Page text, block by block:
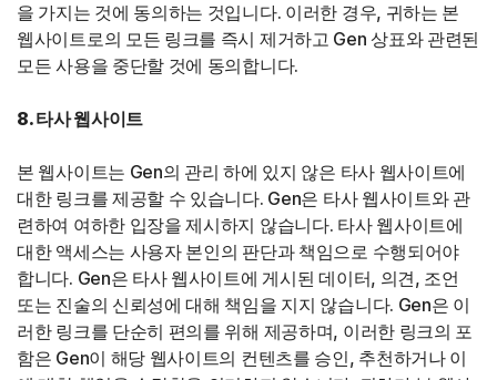
을 가지는 것에 동의하는 것입니다. 이러한 경우, 귀하는 본
웹사이트로의 모든 링크를 즉시 제거하고 Gen 상표와 관련된
모든 사용을 중단할 것에 동의합니다.
8. 타사 웹사이트
본 웹사이트는 Gen의 관리 하에 있지 않은 타사 웹사이트에
대한 링크를 제공할 수 있습니다. Gen은 타사 웹사이트와 관
련하여 여하한 입장을 제시하지 않습니다. 타사 웹사이트에
대한 액세스는 사용자 본인의 판단과 책임으로 수행되어야
합니다. Gen은 타사 웹사이트에 게시된 데이터, 의견, 조언
또는 진술의 신뢰성에 대해 책임을 지지 않습니다. Gen은 이
러한 링크를 단순히 편의를 위해 제공하며, 이러한 링크의 포
함은 Gen이 해당 웹사이트의 컨텐츠를 승인, 추천하거나 이